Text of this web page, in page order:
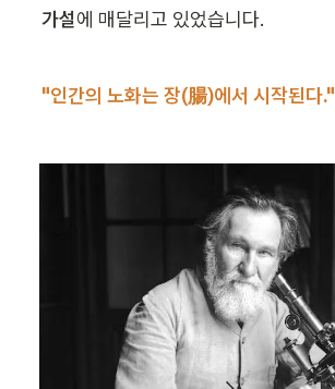
가설에 매달리고 있었습니다.
"인간의 노화는 장(腸)에서 시작된다."